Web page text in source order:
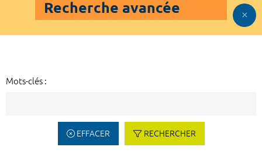
Recherche avancée
Mots-clés :
EFFACER RECHERCHER